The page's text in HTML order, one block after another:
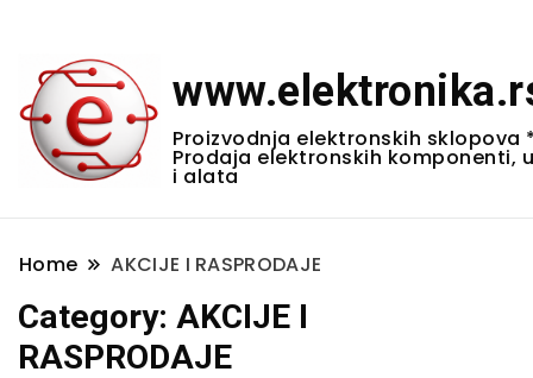
Proizvodnja elektronskih sklopova
Prodaja elektronskih komponenti,
i alata
Home AKCIJE I RASPRODAJE
Category: AKCIJE I
RASPRODAJE